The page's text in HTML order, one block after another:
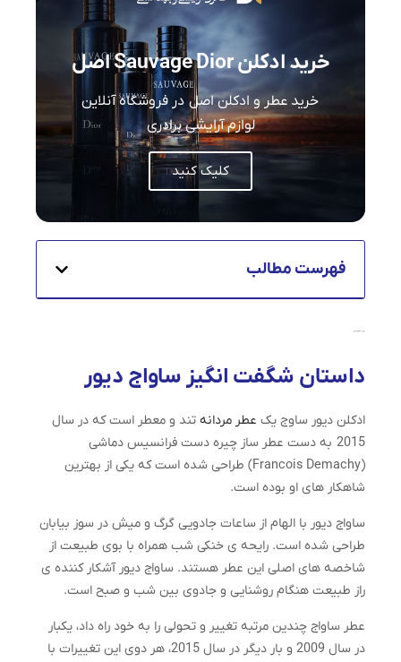
خرید ادکلن Sauvage Dior اصل
خرید عطر و ادکلن اصل در فروشگاه آنلاین
لوازم آرایشی برادری
کلیک کنید
فهرست مطالب
داستان شگفت انگیز ساواج دیور
ادکلن دیور ساوج یک عطر مردانه تند و معطر است که در سال
2015 به دست عطر ساز چیره دست فرانسیس دماشی
(Francois Demachy) طراحی شده است که یکی از بهترین
شاهکار های او بوده است.
ساواج دیور با الهام از ساعات جادویی گرگ و میش در سوز بیابان
طراحی شده است. رایحه ی خنکی شب همراه با بوی طبیعت از
شاخصه های اصلی این عطر هستند. ساواج دیور آشکار کننده ی
راز طبیعت هنگام روشنایی و جادوی بین شب و صبح است.
عطر ساواج چندین مرتبه تغییر و تحولی را به خود راه داد، یکبار
در سال 2009 و بار دیگر در سال 2015، هر دوی این تغییرات با